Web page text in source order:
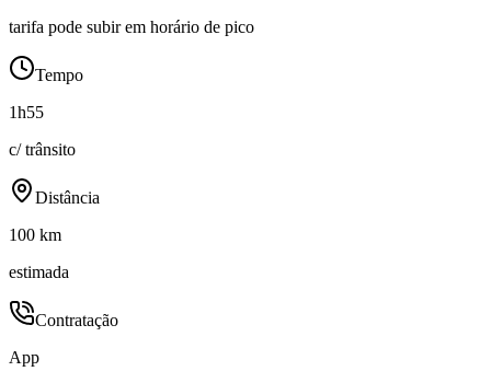
tarifa pode subir em horário de pico
Tempo
1h55
c/ trânsito
Distância
100 km
estimada
Contratação
App